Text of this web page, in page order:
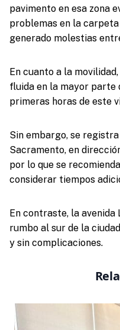
pavimento en esa zona
problemas en la
generado molestias
En cuanto a la
fluida en la mayor parte
primeras horas de este
Sin embargo, se
Sacramento, en
por lo que se
considerar tiempos
En contraste, la avenida
rumbo al sur de la
y sin complicaciones.